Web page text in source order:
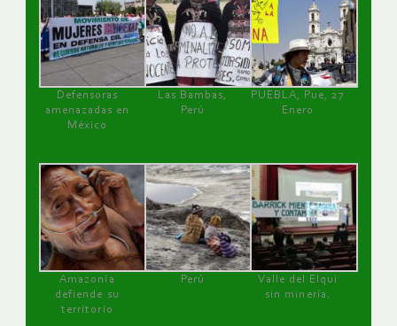
Defensoras
amenazadas en
México
Las Bambas,
Perú
PUEBLA, Pue, 27
Enero
Amazonía
defiende su
territorio
Perú
Valle del Elqui
sin minería.